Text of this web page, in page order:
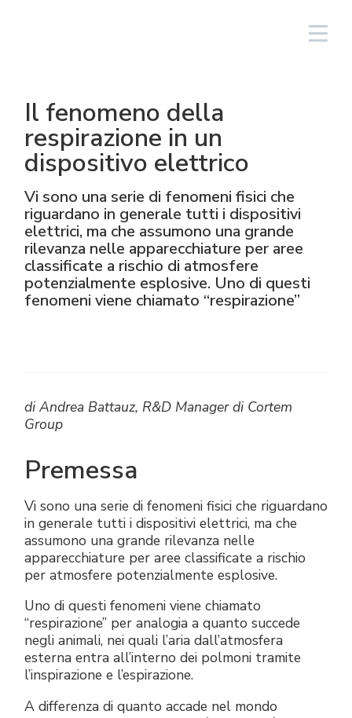
Il fenomeno della
respirazione in un
dispositivo elettrico
Vi sono una serie di fenomeni fisici che
riguardano in generale tutti i dispositivi
elettrici, ma che assumono una grande
rilevanza nelle apparecchiature per aree
classificate a rischio di atmosfere
potenzialmente esplosive. Uno di questi
fenomeni viene chiamato “respirazione”
di Andrea Battauz, R&D Manager di Cortem
Group
Premessa
Vi sono una serie di fenomeni fisici che riguardano
in generale tutti i dispositivi elettrici, ma che
assumono una grande rilevanza nelle
apparecchiature per aree classificate a rischio
per atmosfere potenzialmente esplosive.
Uno di questi fenomeni viene chiamato
“respirazione” per analogia a quanto succede
negli animali, nei quali l’aria dall’atmosfera
esterna entra all’interno dei polmoni tramite
l’inspirazione e l’espirazione.
A differenza di quanto accade nel mondo
Illuminazione
Lineari
High Bay e Low Bay
Proiettori
Tradizionali e portatili
Accessori
Cassette
Alluminio
Acciaio Inox
GRP
Operatori e accessori
Pressacavi e connettori
NAV
NAVP
NAVB
Connettori
Segnalazione
Prese e spine
Green energy Ex
Sistemi fotovoltaici
Serie stagna
Tutti i prodotti
Istruzioni Tecniche
Oil & gas
Chimico-Farmaceutico
Minerario
Navale
Alimentare
Il Gruppo
Cortem Elfit South East Asia
Cortem Gulf
PEX - Protection Ex
The Ex Zone S.A.
Cortem OOO
Marchi
Elfit
Storia
Persone
Lavora con noi
Reference list
Certificati aziendali
Interviste e stampa
Gallery e video
Stabilimenti e Uffici
Realizzazioni speciali
Il processo produttivo
Prodotti
Rete vendita Italia
Rete vendita estero
Supporto